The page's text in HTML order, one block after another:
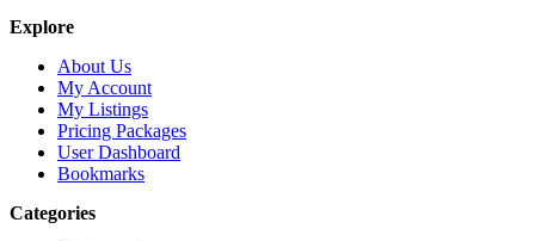
Explore
About Us
My Account
My Listings
Pricing Packages
User Dashboard
Bookmarks
Categories